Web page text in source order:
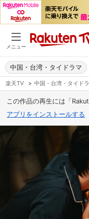
メニュー
中国・台湾・タイドラマ
楽天TV > 中国・台湾・タイド
この作品の再生には「
アプリをインストールする